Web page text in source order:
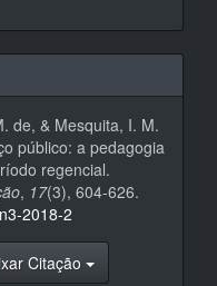
de, & Mesquita, I. M.
público: a pedagogia
regencial.
, 17(3), 604-626.
2018-2
Citação